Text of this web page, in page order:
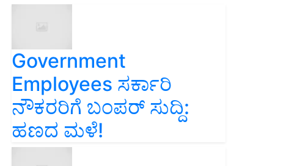
Government
Employees ಸರ್ಕಾರಿ
ನೌಕರರಿಗೆ ಬಂಪರ್‌ ಸುದ್ದಿ:
ಹಣದ ಮಳೆ!